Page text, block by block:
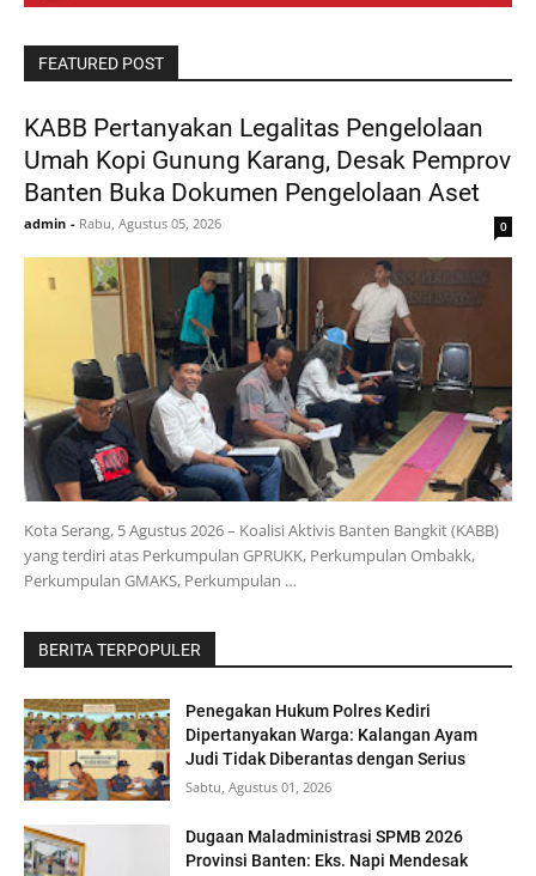
FEATURED POST
KABB Pertanyakan Legalitas Pengelolaan
Umah Kopi Gunung Karang, Desak Pemprov
Banten Buka Dokumen Pengelolaan Aset
admin - Rabu, Agustus 05, 2026 0
Kota Serang, 5 Agustus 2026 – Koalisi Aktivis Banten Bangkit (KABB)
yang terdiri atas Perkumpulan GPRUKK, Perkumpulan Ombakk,
Perkumpulan GMAKS, Perkumpulan …
BERITA TERPOPULER
Penegakan Hukum Polres Kediri
Dipertanyakan Warga: Kalangan Ayam
Judi Tidak Diberantas dengan Serius
Sabtu, Agustus 01, 2026
Dugaan Maladministrasi SPMB 2026
Provinsi Banten: Eks. Napi Mendesak